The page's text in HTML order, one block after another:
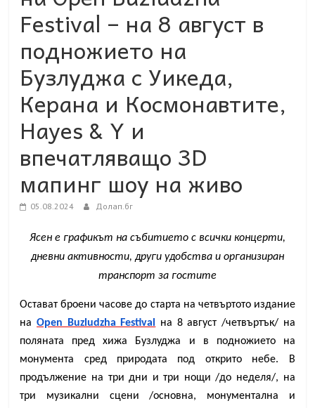
Festival – на 8 август в
подножието на
Бузлуджа с Уикеда,
Керана и Космонавтите,
Hayes & Y и
впечатляващо 3D
мапинг шоу на живо
05.08.2024 Долап.бг
Ясен е графикът на събитието с всички концерти,
дневни активности, други удобства и организиран
транспорт за гостите
Остават броени часове до старта на четвъртото издание
наOpen Buzludzha Festival на 8 август /четвъртък/ на
поляната пред хижа Бузлуджа и в подножието на
монумента сред природата под открито небе. В
продължение на три дни и три нощи /до неделя/, на
три музикални сцени /основна, монументална и